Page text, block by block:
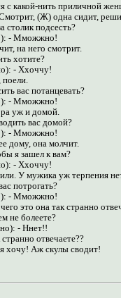
с какой-нить приличной
(Ж) одна сидит,
подсесть?
- Мможжно!
на него смотрит.
хотите?
- Ххоччу!
вас потанцевать?
- Мможжно!
уж и домой.
вас домой?
- Мможжно!
дому, она молчит.
я зашел к вам?
- Ххоччу!
У мужика уж терпения
потрогать?
- Мможжно!
это она так странно
не болеете?
- Hнет!!
отвечаете??
хочу! Аж скулы сводит!